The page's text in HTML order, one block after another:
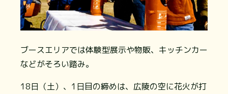
ブースエリアでは体験型展示や物販、キッチンカー
などがそろい踏み。
18日（土）、1日目の締めは、広陵の空に花火が打